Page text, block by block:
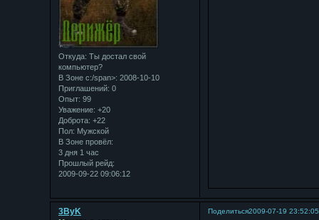
Откуда: Ты достал свой
компьютер?
В Зоне с:/span>: 2008-10-10
Приглашений: 0
Опыт: 99
Уважение: +20
Доброта: +22
Пол: Мужской
В Зоне провёл:
3 дня 1 час
Прошлый рейд:
2009-09-22 09:06:12
Поделиться2009-07-19 23:52:05
3ByK